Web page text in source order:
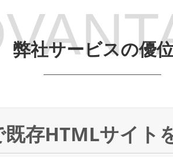
弊社サービスの優
存HTMLサイト